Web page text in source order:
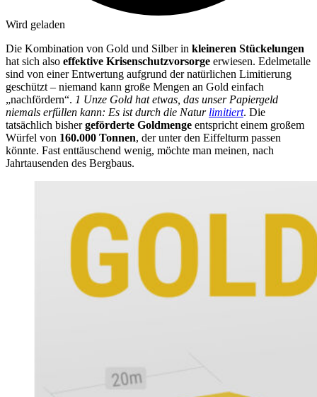
Wird geladen
Die Kombination von Gold und Silber in kleineren Stückelungen
hat sich also effektive Krisenschutzvorsorge erwiesen. Edelmetalle
sind von einer Entwertung aufgrund der natürlichen Limitierung
geschützt – niemand kann große Mengen an Gold einfach
„nachfördern“. 1 Unze Gold hat etwas, das unser Papiergeld
niemals erfüllen kann: Es ist durch die Natur limitiert. Die
tatsächlich bishergeförderte Goldmenge entspricht einem großem
Würfel von 160.000 Tonnen, der unter den Eiffelturm passen
könnte. Fast enttäuschend wenig, möchte man meinen, nach
Jahrtausenden des Bergbaus.